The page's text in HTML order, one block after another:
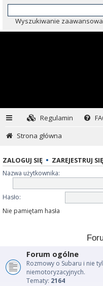
Wyszukiwanie
Regulamin
Strona główna
ZALOGUJ SIĘ • ZAREJESTRUJ SIĘ
Nazwa użytkownika:
Hasło:
Nie pamiętam hasła
Forum ogólne
Rozmowy o Subaru i nie
niemotoryzacyjnych.
Tematy: 2164